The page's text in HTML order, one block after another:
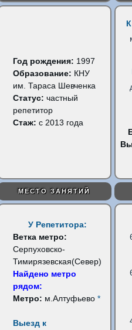
Год рождения: 1997
Образование: КНУ
им. Тараса Шевченка
Статус:частный
репетитор
Стаж: с 2013 года
МЕСТО ЗАНЯТИЙ
У Репетитора:
Ветка метро:
Серпуховско-
Тимирязевская(Север)
Найдено метро
рядом:
Метро: м.Алтуфьево*
Выезд к